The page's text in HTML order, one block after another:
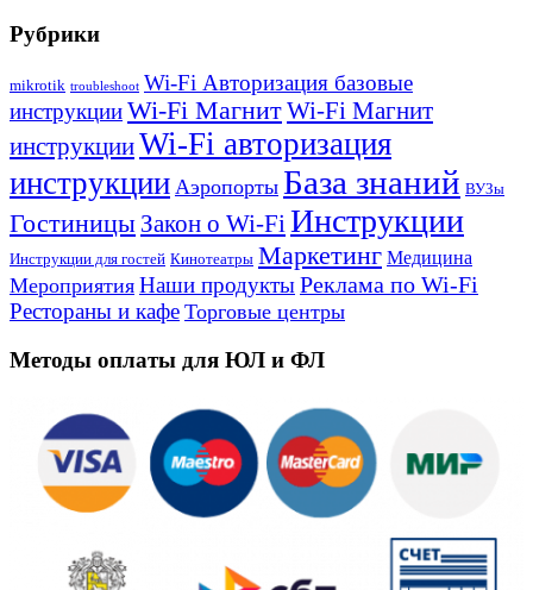
Рубрики
mikrotik troubleshoot Wi-Fi Авторизация базовые
инструкцииWi-Fi МагнитWi-Fi Магнит
инструкцииWi-Fi авторизация
инструкции Аэропорты База знаний ВУЗы
Гостиницы Закон о Wi-FiИнструкции
Инструкции для гостей Кинотеатры Маркетинг Медицина
Мероприятия Наши продуктыРеклама по Wi-Fi
Рестораны и кафе Торговые центры
Методы оплаты для ЮЛ и ФЛ